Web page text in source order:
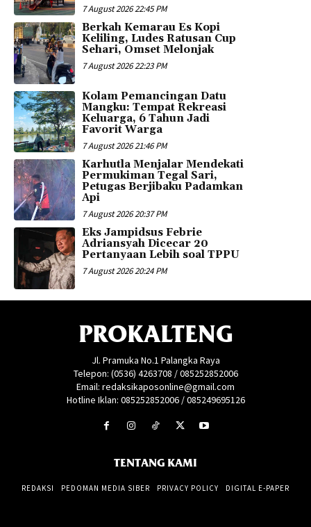
7 August 2026 22:45 PM
Berkah Kemarau Es Kopi
Keliling, Ludes Ratusan Cup
Sehari, Omset Melonjak
7 August 2026 22:23 PM
Kolam Pemancingan Datu
Mangku: Tempat Rekreasi
Keluarga, 6 Tahun Jadi
Favorit Warga
7 August 2026 21:46 PM
Karhutla Menjalar Mendekati
Permukiman Tegal Sari,
Petugas Berjibaku Padamkan
Api
7 August 2026 20:37 PM
Eks Jampidsus Febrie
Adriansyah Dicecar 20
Pertanyaan Lebih soal TPPU
7 August 2026 20:24 PM
PROKALTENG
Jl. Pramuka No.1 Palangka Raya
Telepon: (0536) 4263708 / 085252852006
Email: redaksikaposonline@gmail.com
Hotline Iklan: 085252852006 / 085249695126
TENTANG KAMI
REDAKSI PEDOMAN MEDIA SIBER PRIVACY POLICY DIGITAL E-PAPER